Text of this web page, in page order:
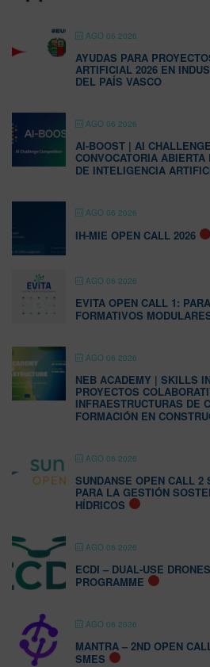
AGO 06 2026
AYUDAS PARA
ARTIFICIAL 2026 EN
DEL PAÍS VASCO
AGO 06 2026
AI-BOOST | AI
CONVOCATORIA
DE INTELIGENCIA
AGO 06 2026
IH-MIE OPEN CALL 2026
AGO 06 2026
EVITA OPEN CALL 1:
FORMATIVOS
AGO 06 2026
NEB ACADEMY | SKILLS
PROYECTOS
INFRAESTRUCTURAS DE
FORMACIÓN EN
AGO 06 2026
SUNDANSE OPEN CALL 2
PARA LA GESTIÓN
HÍDRICOS
AGO 06 2026
ECDI – DUAL-USE
PROGRAMME
AGO 06 2026
MANTRA – 2ND OPEN
SMES